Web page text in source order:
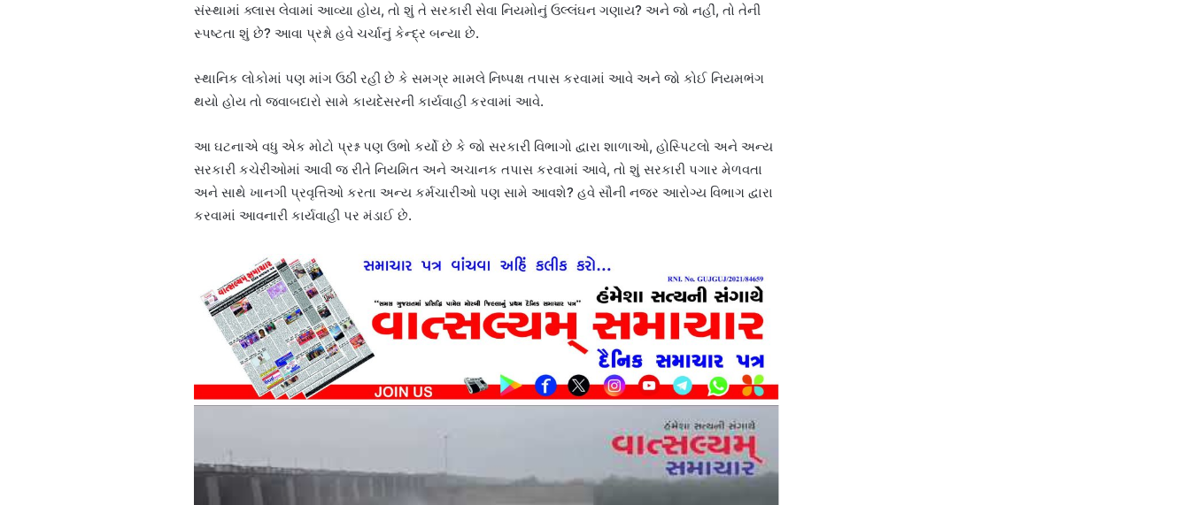
સંસ્થામાં ક્લાસ લેવામાં આવ્યા હોય, તો શું તે સરકારી સેવા નિયમોનું ઉલ્લંઘન ગણાય? અને જો નહીં, તો તેની
સ્પષ્ટતા શું છે? આવા પ્રશ્નો હવે ચર્ચાનું કેન્દ્ર બન્યા છે.
સ્થાનિક લોકોમાં પણ માંગ ઉઠી રહી છે કે સમગ્ર મામલે નિષ્પક્ષ તપાસ કરવામાં આવે અને જો કોઈ નિયમભંગ
થયો હોય તો જવાબદારો સામે કાયદેસરની કાર્યવાહી કરવામાં આવે.
આ ઘટનાએ વધુ એક મોટો પ્રશ્ન પણ ઉભો કર્યો છે કે જો સરકારી વિભાગો દ્વારા શાળાઓ, હોસ્પિટલો અને અન્ય
સરકારી કચેરીઓમાં આવી જ રીતે નિયમિત અને અચાનક તપાસ કરવામાં આવે, તો શું સરકારી પગાર મેળવતા
અને સાથે ખાનગી પ્રવૃત્તિઓ કરતા અન્ય કર્મચારીઓ પણ સામે આવશે? હવે સૌની નજર આરોગ્ય વિભાગ દ્વારા
કરવામાં આવનારી કાર્યવાહી પર મંડાઈ છે.